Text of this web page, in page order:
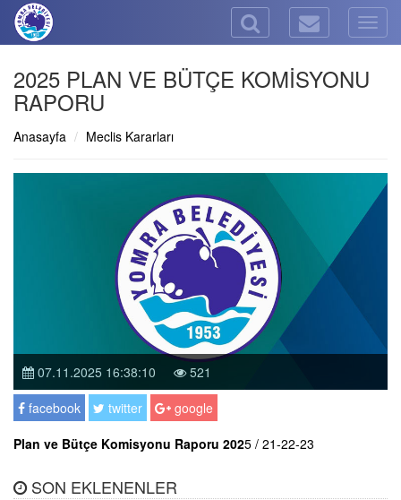
2025 PLAN VE BÜTÇE KOMİSYONU
RAPORU
Anasayfa Meclis Kararları
07.11.2025 16:38:10
521
facebook
twitter
google
Plan ve Bütçe Komisyonu Raporu 2025 / 21-22-23
SON EKLENENLER